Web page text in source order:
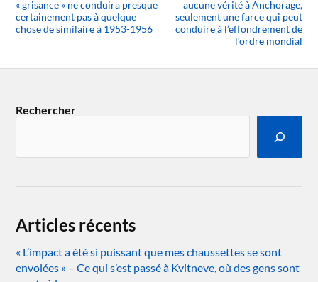
« grisance » ne conduira presque
certainement pas à quelque
chose de similaire à 1953-1956
aucune vérité à Anchorage,
seulement une farce qui peut
conduire à l’effondrement de
l’ordre mondial
Rechercher
Articles récents
« L’impact a été si puissant que mes chaussettes se sont
envolées » – Ce qui s’est passé à Kvitneve, où des gens sont